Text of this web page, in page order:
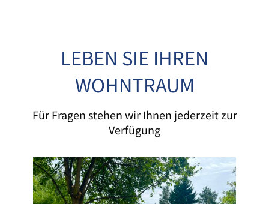
LEBEN SIE IHREN
WOHNTRAUM
Für Fragen stehen wir Ihnen jederzeit zur
Verfügung